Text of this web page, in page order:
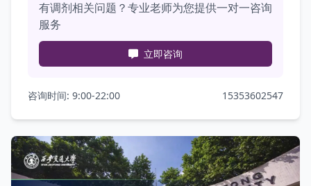
有调剂相关问题？专业老师为您提供一对一咨询
服务
立即咨询
咨询时间: 9:00-22:00 15353602547